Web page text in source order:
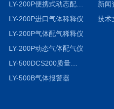
LY-200P便携式动态配气仪进口
LY-200P进口气体稀释仪
LY-200P气体配气稀释仪
LY-200P动态气体配气仪
LY-500DCS200质量流量控制仪
LY-500B气体报警器
新闻
技术